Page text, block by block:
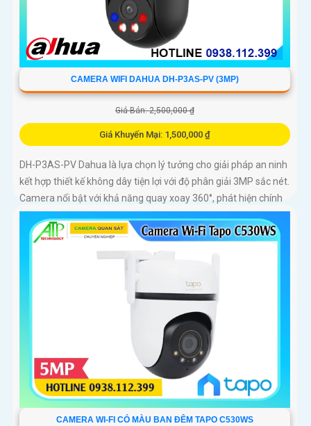
CAMERA WIFI DAHUA DH-P3AS-PV (3MP)
Giá Bán: 2,500,000 ₫
Giá Khuyến Mại: 1,500,000 ₫
DH-P3AS-PV Dahua là lựa chọn lý tưởng cho giải pháp an ninh
kết hợp thiết kế không dây tiện lợi với độ phân giải 3MP sắc nét.
Camera nổi bật với khả năng quay xoay 360°, phát hiện chính
xác người và phương tiện, cảnh báo tức thì bằng đèn nháy và
còi hú
CAMERA WI-FI CÓ MÀU BAN ĐÊM TAPO C530WS